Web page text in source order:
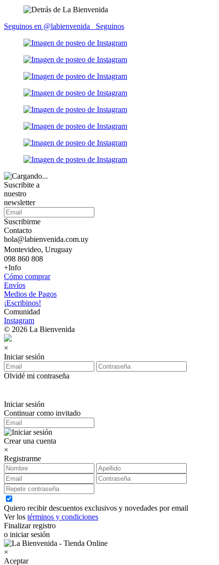
Seguinos en @labienvenida_ Seguinos
Suscribite a
nuestro
newsletter
Suscribirme
Contacto
hola@labienvenida.com.uy
Montevideo, Uruguay
098 860 808
+Info
Cómo comprar
Envíos
Medios de Pagos
¡Escribinos!
Comunidad
Instagram
© 2026 La Bienvenida
×
Iniciar sesión
Olvidé mi contraseña
Iniciar sesión
Continuar como invitado
Crear una cuenta
×
Registrarme
Quiero recibir descuentos exclusivos y novedades por email
Ver los términos y condiciones
Finalizar registro
o iniciar sesión
×
Aceptar